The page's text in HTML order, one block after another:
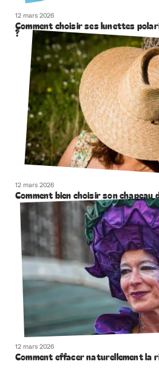
12 mars 2026
Comment choisir ses lunettes
?
12 mars 2026
Comment bien choisir son chapeau
12 mars 2026
Comment effacer naturellement la